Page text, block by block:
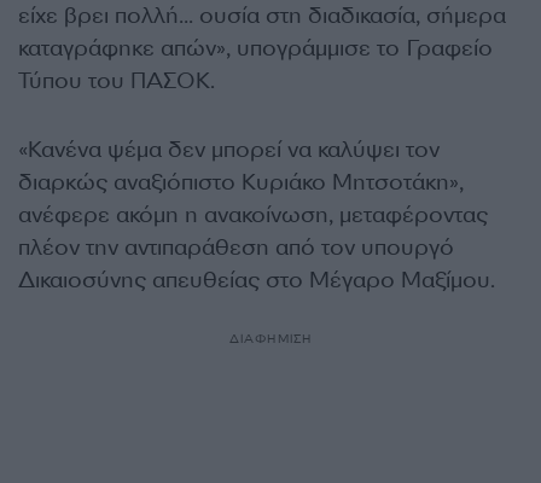
είχε βρει πολλή… ουσία στη διαδικασία, σήμερα
καταγράφηκε απών», υπογράμμισε το Γραφείο
Τύπου του ΠΑΣΟΚ.
«Κανένα ψέμα δεν μπορεί να καλύψει τον
διαρκώς αναξιόπιστο Κυριάκο Μητσοτάκη»,
ανέφερε ακόμη η ανακοίνωση, μεταφέροντας
πλέον την αντιπαράθεση από τον υπουργό
Δικαιοσύνης απευθείας στο Μέγαρο Μαξίμου.
ΔΙΑΦΗΜΙΣΗ